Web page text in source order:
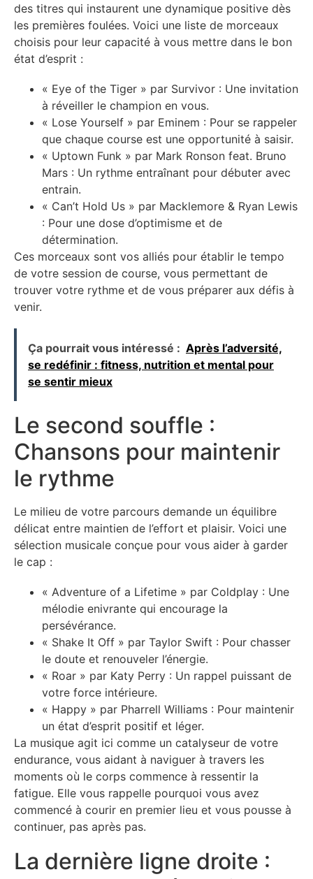
des titres qui instaurent une dynamique positive dès
les premières foulées. Voici une liste de morceaux
choisis pour leur capacité à vous mettre dans le bon
état d’esprit :
« Eye of the Tiger » par Survivor : Une invitation
à réveiller le champion en vous.
« Lose Yourself » par Eminem : Pour se rappeler
que chaque course est une opportunité à saisir.
« Uptown Funk » par Mark Ronson feat. Bruno
Mars : Un rythme entraînant pour débuter avec
entrain.
« Can’t Hold Us » par Macklemore & Ryan Lewis
: Pour une dose d’optimisme et de
détermination.
Ces morceaux sont vos alliés pour établir le tempo
de votre session de course, vous permettant de
trouver votre rythme et de vous préparer aux défis à
venir.
Ça pourrait vous intéressé : Après l’adversité,
se redéfinir : fitness, nutrition et mental pour
se sentir mieux
Le second souffle :
Chansons pour maintenir
le rythme
Le milieu de votre parcours demande un équilibre
délicat entre maintien de l’effort et plaisir. Voici une
sélection musicale conçue pour vous aider à garder
le cap :
« Adventure of a Lifetime » par Coldplay : Une
mélodie enivrante qui encourage la
persévérance.
« Shake It Off » par Taylor Swift : Pour chasser
le doute et renouveler l’énergie.
« Roar » par Katy Perry : Un rappel puissant de
votre force intérieure.
« Happy » par Pharrell Williams : Pour maintenir
un état d’esprit positif et léger.
La musique agit ici comme un catalyseur de votre
endurance, vous aidant à naviguer à travers les
moments où le corps commence à ressentir la
fatigue. Elle vous rappelle pourquoi vous avez
commencé à courir en premier lieu et vous pousse à
continuer, pas après pas.
La dernière ligne droite :